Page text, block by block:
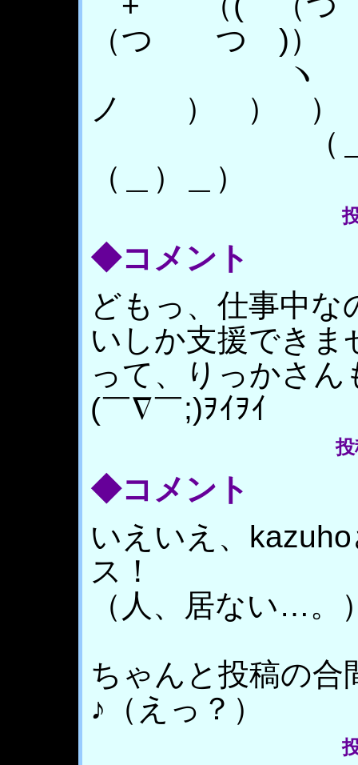
（つ つ )
ヽ （
ノ ） ） ）
（＿）
（＿）＿）
◆コメント
どもっ、仕事中
いしか支援できま
って、りっかさん
(￣∇￣;)ｦｲｦｲ
◆コメント
いえいえ、
ス！
（人、居ない…。
ちゃんと投稿の合
♪（えっ？）